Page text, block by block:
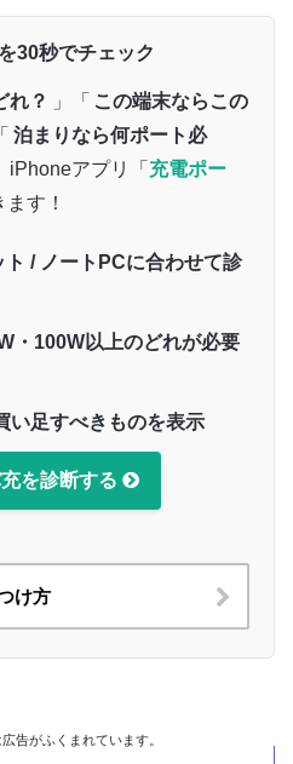
30秒でチェック
れ？ 」「 この端末ならこの
泊まりなら何ポート必
iPhoneアプリ「 充電ポー
す！
ト / ノートPCに合わせて診
・100W以上のどれが必要
い足すべきものを表示
を診断する
け方
告がふくまれています。